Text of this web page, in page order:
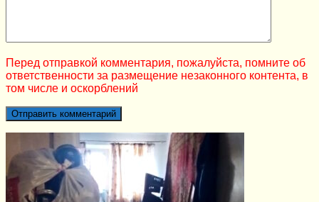
Перед отправкой комментария, пожалуйста, помните об
ответственности за размещение незаконного контента, в
том числе и оскорблений